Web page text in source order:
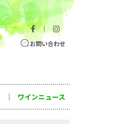
｜
お問い合わせ
ワインニュース